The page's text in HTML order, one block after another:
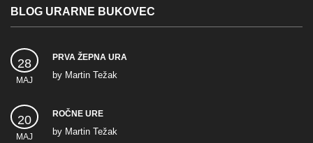
BLOG URARNE BUKOVEC
28
MAJ
PRVA ŽEPNA URA
by Martin Težak
20
MAJ
ROČNE URE
by Martin Težak